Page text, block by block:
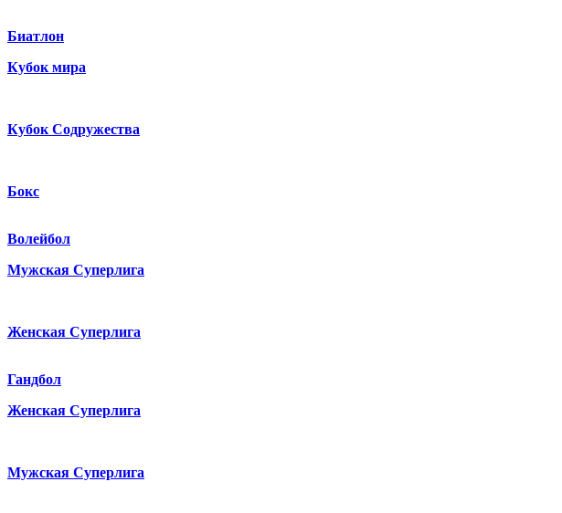
Биатлон
Кубок мира
Кубок Содружества
Бокс
Волейбол
Мужская Суперлига
Женская Суперлига
Гандбол
Женская Суперлига
Мужская Суперлига